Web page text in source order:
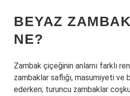
BEYAZ
NE?
Zambak çiçeğinin anlamı farklı
zambaklar saflığı, masumiyeti ve
ederken; turuncu zambaklar